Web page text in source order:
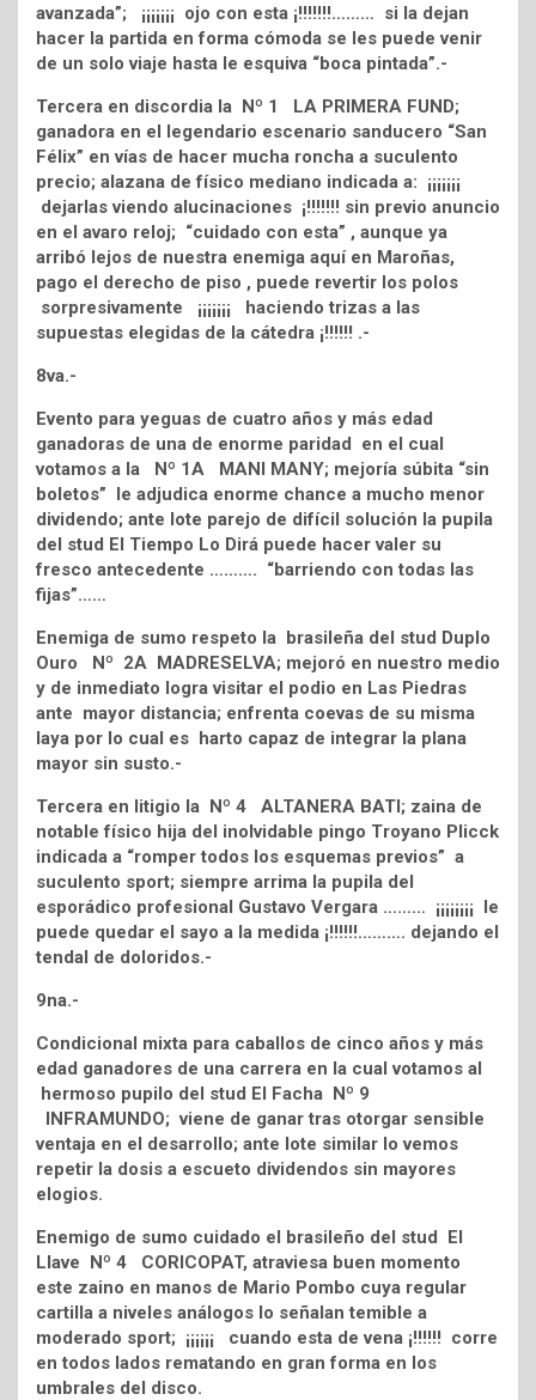
avanzada”; ¡¡¡¡¡¡¡ ojo con esta ¡!!!!!!!……… si la dejan
hacer la partida en forma cómoda se les puede venir
de un solo viaje hasta le esquiva “boca pintada”.-
Tercera en discordia la Nº 1 LA PRIMERA FUND;
ganadora en el legendario escenario sanducero “San
Félix” en vías de hacer mucha roncha a suculento
precio; alazana de físico mediano indicada a: ¡¡¡¡¡¡¡
dejarlas viendo alucinaciones ¡!!!!!!! sin previo anuncio
en el avaro reloj; “cuidado con esta” , aunque ya
arribó lejos de nuestra enemiga aquí en Maroñas,
pago el derecho de piso , puede revertir los polos
sorpresivamente ¡¡¡¡¡¡¡ haciendo trizas a las
supuestas elegidas de la cátedra ¡!!!!!! .-
8va.-
Evento para yeguas de cuatro años y más edad
ganadoras de una de enorme paridad en el cual
votamos a la Nº 1A MANI MANY; mejoría súbita “sin
boletos” le adjudica enorme chance a mucho menor
dividendo; ante lote parejo de difícil solución la pupila
del stud El Tiempo Lo Dirá puede hacer valer su
fresco antecedente ………. “barriendo con todas las
fijas”……
Enemiga de sumo respeto la brasileña del stud Duplo
Ouro Nº 2A MADRESELVA; mejoró en nuestro medio
y de inmediato logra visitar el podio en Las Piedras
ante mayor distancia; enfrenta coevas de su misma
laya por lo cual es harto capaz de integrar la plana
mayor sin susto.-
Tercera en litigio la Nº 4 ALTANERA BATI; zaina de
notable físico hija del inolvidable pingo Troyano Plicck
indicada a “romper todos los esquemas previos” a
suculento sport; siempre arrima la pupila del
esporádico profesional Gustavo Vergara ……… ¡¡¡¡¡¡¡¡ le
puede quedar el sayo a la medida ¡!!!!!!………. dejando el
tendal de doloridos.-
9na.-
Condicional mixta para caballos de cinco años y más
edad ganadores de una carrera en la cual votamos al
hermoso pupilo del stud El Facha Nº 9
INFRAMUNDO; viene de ganar tras otorgar sensible
ventaja en el desarrollo; ante lote similar lo vemos
repetir la dosis a escueto dividendos sin mayores
elogios.
Enemigo de sumo cuidado el brasileño del stud El
Llave Nº 4 CORICOPAT, atraviesa buen momento
este zaino en manos de Mario Pombo cuya regular
cartilla a niveles análogos lo señalan temible a
moderado sport; ¡¡¡¡¡¡ cuando esta de vena ¡!!!!!! corre
en todos lados rematando en gran forma en los
umbrales del disco.